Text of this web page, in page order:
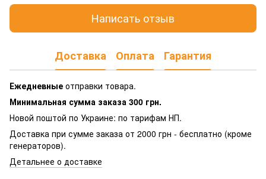
Написать отзыв
Доставка Оплата Гарантия
Ежедневные отправки товара.
Минимальная сумма заказа 300 грн.
Новой поштой по Украине: по тарифам НП.
Доставка при сумме заказа от 2000 грн - бесплатно (кроме
генераторов).
Детальнее о доставке